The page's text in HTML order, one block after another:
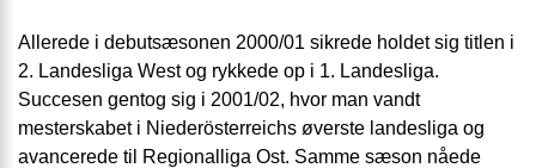
Allerede i debutsæsonen 2000/01 sikrede holdet sig titlen i
2. Landesliga West og rykkede op i 1. Landesliga.
Succesen gentog sig i 2001/02, hvor man vandt
mesterskabet i Niederösterreichs øverste landesliga og
avancerede til Regionalliga Ost. Samme sæson nåede